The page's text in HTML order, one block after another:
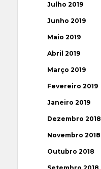
Julho 2019
Junho 2019
Maio 2019
Abril 2019
Março 2019
Fevereiro 2019
Janeiro 2019
Dezembro 2018
Novembro 2018
Outubro 2018